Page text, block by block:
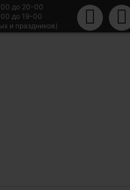
до 20-00
до 19-00
и праздников)